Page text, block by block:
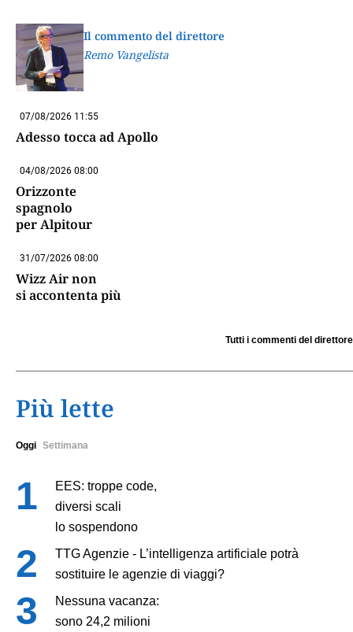
Il commento del direttore
Remo Vangelista
07/08/2026 11:55
Adesso tocca ad Apollo
04/08/2026 08:00
Orizzonte
spagnolo
per Alpitour
31/07/2026 08:00
Wizz Air non
si accontenta più
Tutti i commenti del direttore
Più lette
Oggi Settimana
EES: troppe code,
diversi scali
lo sospendono
TTG Agenzie - L’intelligenza artificiale potrà
sostituire le agenzie di viaggi?
Nessuna vacanza:
sono 24,2 milioni